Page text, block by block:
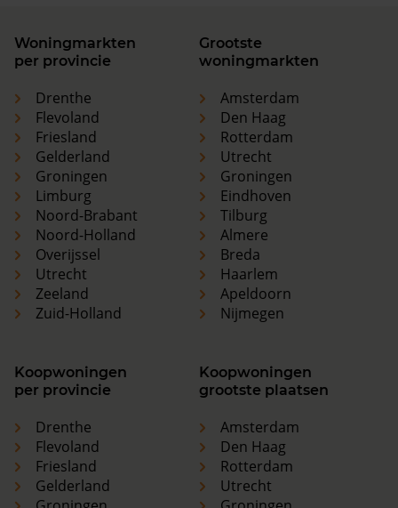
Woningmarkten
per provincie
Drenthe
Flevoland
Friesland
Gelderland
Groningen
Limburg
Noord-Brabant
Noord-Holland
Overijssel
Utrecht
Zeeland
Zuid-Holland
Grootste
woningmarkten
Amsterdam
Den Haag
Rotterdam
Utrecht
Groningen
Eindhoven
Tilburg
Almere
Breda
Haarlem
Apeldoorn
Nijmegen
Koopwoningen
per provincie
Drenthe
Flevoland
Friesland
Gelderland
Koopwoningen
grootste plaatsen
Amsterdam
Den Haag
Rotterdam
Utrecht